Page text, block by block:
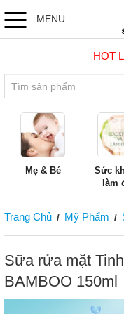
MENU
HOT
Mẹ & Bé
Sức
làm
Trang Chủ / Mỹ Phẩm /
Sữa rửa mặt
BAMBOO 150ml